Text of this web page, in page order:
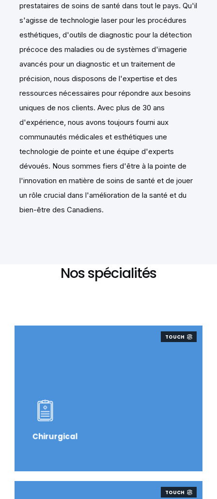
prestataires de soins de santé dans tout le pays. Qu'il
s'agisse de technologie laser pour les procédures
esthétiques, d'outils de diagnostic pour la détection
précoce des maladies ou de systèmes d'imagerie
avancés pour un diagnostic et un traitement de
précision, nous disposons de l'expertise et des
ressources nécessaires pour répondre aux besoins
uniques de nos clients. Avec plus de 30 ans
d'expérience, nous avons toujours fourni aux
communautés médicales et esthétiques une
technologie de pointe et une équipe d'experts
dévoués. Nous sommes fiers d'être à la pointe de
l'innovation en matière de soins de santé et de jouer
un rôle crucial dans l'amélioration de la santé et du
bien-être des Canadiens.
Nos spécialités
TOUCH
Chirurgical
TOUCH